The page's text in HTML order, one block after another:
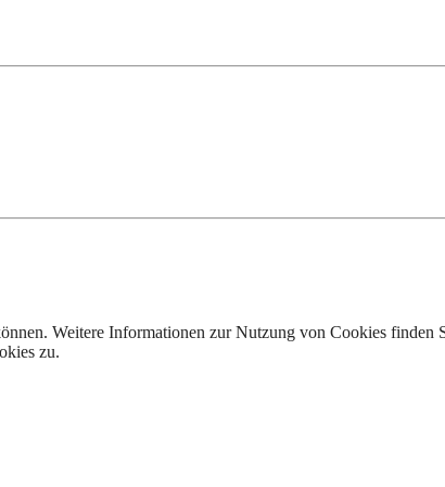
Weitere Informationen zur Nutzung von Cookies finden
zu.